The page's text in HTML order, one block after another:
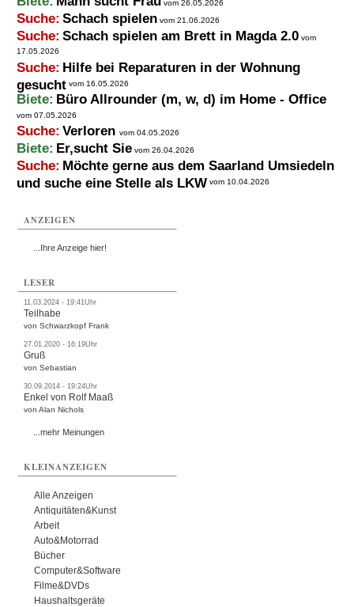
vom 26.05.2026
Suche: Schach spielen vom 21.06.2026
Suche: Schach spielen am Brett in Magda 2.0 vom
17.05.2026
Suche: Hilfe bei Reparaturen in der Wohnung
gesucht vom 16.05.2026
Biete: Büro Allrounder (m, w, d) im Home - Office
vom 07.05.2026
Suche: Verloren vom 04.05.2026
Biete: Er,sucht Sie vom 26.04.2026
Suche: Möchte gerne aus dem Saarland Umsiedeln
und suche eine Stelle als LKW vom 10.04.2026
ANZEIGEN
...Ihre Anzeige hier!
LESER
11.03.2024 - 19:41Uhr
Teilhabe
von Schwarzkopf Frank
27.01.2020 - 16:19Uhr
Gruß
von Sebastian
30.09.2014 - 19:24Uhr
Enkel von Rolf Maaß
von Alan Nichols
...mehr Meinungen
KLEINANZEIGEN
Alle Anzeigen
Antiquitäten&Kunst
Arbeit
Auto&Motorrad
Bücher
Computer&Software
Filme&DVDs
Haushaltsgeräte